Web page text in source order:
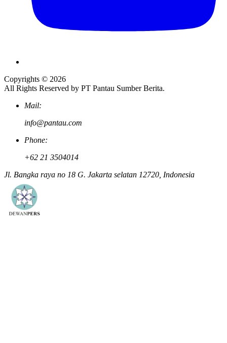
Copyrights © 2026
All Rights Reserved by PT Pantau Sumber Berita.
Mail:
info@pantau.com
Phone:
+62 21 3504014
Jl. Bangka raya no 18 G. Jakarta selatan 12720, Indonesia